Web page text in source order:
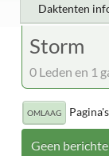
Daktenten
Storm
0 Leden en 1
OMLAAG Pagina's
Geen